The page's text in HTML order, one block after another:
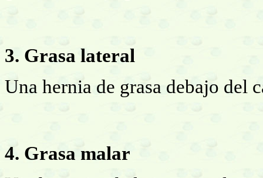
3. Grasa lateral
Una hernia de grasa debajo del
4. Grasa malar